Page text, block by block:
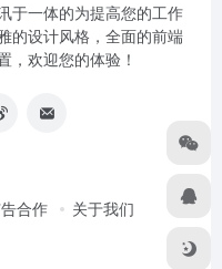
于一体的为提高您的工作
的设计风格，全面的前端
，欢迎您的体验！
合作 关于我们